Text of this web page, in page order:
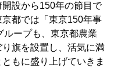
設から150年の節目で
都では「東京150年事
ープも、東京都農業
旗を設置し、活気に満
もに盛り上げていきま